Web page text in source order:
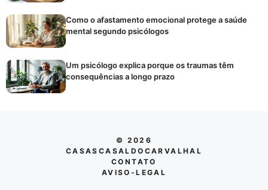
Como o afastamento emocional protege a saúde
mental segundo psicólogos
Um psicólogo explica porque os traumas têm
consequências a longo prazo
© 2026
CASASCASALDOCARVALHAL
CONTATO
AVISO-LEGAL